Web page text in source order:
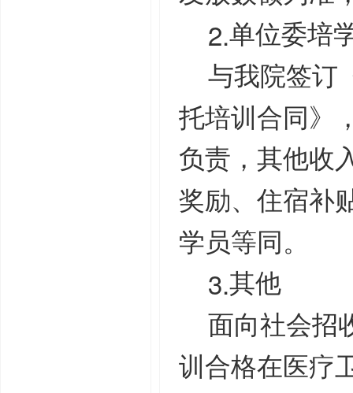
2.单位委培
与我院签订
托培训合同》
负责，其他收
奖励、住宿补
学员等同。
3.其他
面向社会招
训合格在医疗